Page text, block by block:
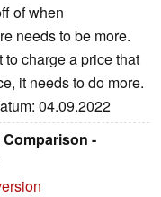
of when
needs to be more.
charge a price that
it needs to do more.
04.09.2022
-